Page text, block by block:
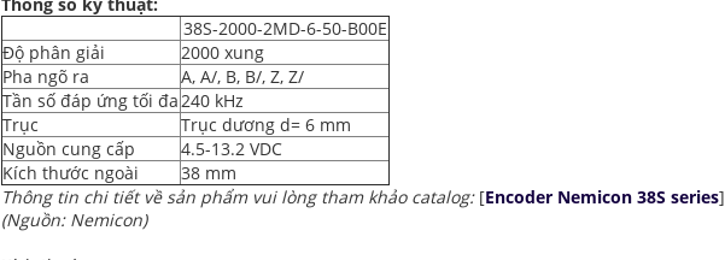
38S-2000-2MD-6-50-B00E
Độ phân giải
2000 xung
Pha ngõ ra
A, A/, B, B/, Z, Z/
Tần số đáp ứng tối đa240 kHz
Trục
Trục dương d= 6 mm
Nguồn cung cấp
4.5-13.2 VDC
Kích thước ngoài
38 mm
Thông tin chi tiết về sản phẩm vui lòng tham khảo catalog:[Encoder Nemicon 38S series]
(Nguồn: Nemicon)